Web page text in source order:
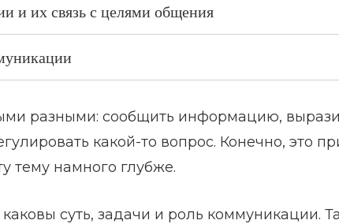
и их связь с целями общения
разными: сообщить информацию,
какой-то вопрос. Конечно, это
тему намного глубже.
суть, задачи и роль коммуникации.